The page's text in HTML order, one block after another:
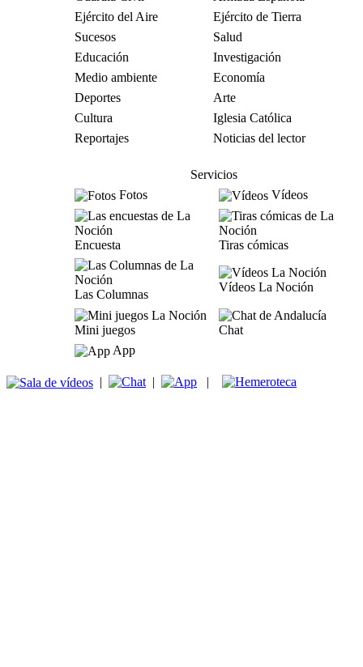
Ejército del Aire
Ejército de Tierra
Sucesos
Salud
Educación
Investigación
Medio ambiente
Economía
Deportes
Arte
Cultura
Iglesia Católica
Reportajes
Noticias del lector
Servicios
Fotos
Vídeos
Encuesta Tiras cómicas
Las Columnas
Vídeos La Noción
Mini juegos
Chat
App
| | |